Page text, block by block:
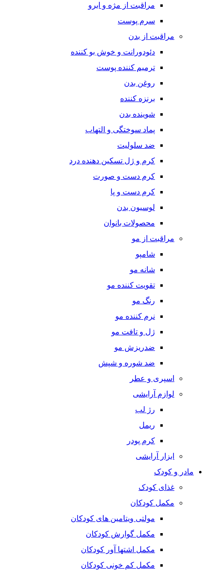
مراقبت از مژه و ابرو
سرم پوست
مراقبت از بدن
دئودورانت و خوش بو کننده
ترمیم کننده پوست
روغن بدن
برنزه کننده
شوینده بدن
پماد سوختگی و التهاب
ضد سلولیت
کرم و ژل تسکین دهنده درد
کرم دست و صورت
کرم دست و پا
لوسیون بدن
محصولات بانوان
مراقبت از مو
شامپو
شانه مو
تقویت کننده مو
رنگ مو
نرم کننده مو
ژل و تافت مو
ضدریزش مو
ضد شوره و شپش
اسپری و عطر
لوازم آرایشی
رژ لب
ریمل
کرم پودر
ابزار آرایشی
مادر و کودک
غذای کودک
مکمل کودکان
مولتی ویتامین های کودکان
مکمل گوارش کودکان
مکمل اشتها آور کودکان
مکمل کم خونی کودکان